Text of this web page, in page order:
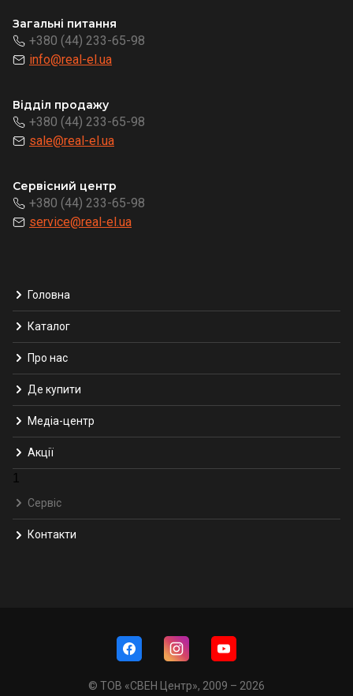
Загальні питання
+380 (44) 233-65-98
info@real-el.ua
Відділ продажу
+380 (44) 233-65-98
sale@real-el.ua
Сервісний центр
+380 (44) 233-65-98
service@real-el.ua
Головна
Каталог
Про нас
Де купити
Медіа-центр
Акції
1
Сервіс
Контакти
© ТОВ «СВЕН Центр», 2009 – 2026